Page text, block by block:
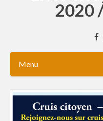
2020
Menu